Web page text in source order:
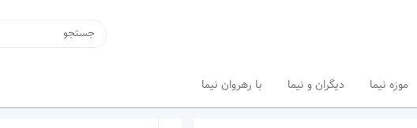
موزه نیما دیگران و نیما با رهروان نیما